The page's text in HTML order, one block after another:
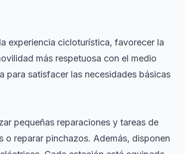
experiencia cicloturística, favorecer la
más respetuosa con el medio
para satisfacer las necesidades básicas
pequeñas reparaciones y tareas de
o reparar pinchazos. Además, disponen